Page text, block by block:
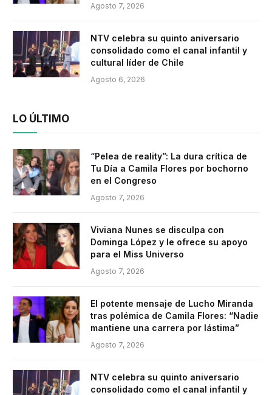
Agosto 7, 2026
NTV celebra su quinto aniversario
consolidado como el canal infantil y
cultural líder de Chile
Agosto 6, 2026
LO ÚLTIMO
“Pelea de reality”: La dura crítica de
Tu Día a Camila Flores por bochorno
en el Congreso
Agosto 7, 2026
Viviana Nunes se disculpa con
Dominga López y le ofrece su apoyo
para el Miss Universo
Agosto 7, 2026
El potente mensaje de Lucho Miranda
tras polémica de Camila Flores: “Nadie
mantiene una carrera por lástima”
Agosto 7, 2026
NTV celebra su quinto aniversario
consolidado como el canal infantil y